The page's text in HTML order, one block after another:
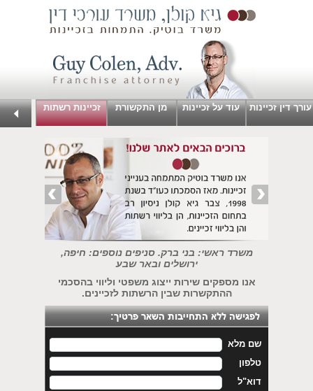
עורך דין זכיינות עוד על זכיינות מן התקשורת זכיינות רשתות
משרד ראשי: בני ברק. סניפים נוספים: חיפה,
ירושלים ובאר שבע
אנו מספקים שירות ייצוג משפטי וליווי בהסכמי
ההתקשרות שבין הרשתות לזכיינים.
שם מלא
טלפון
דוא"ל